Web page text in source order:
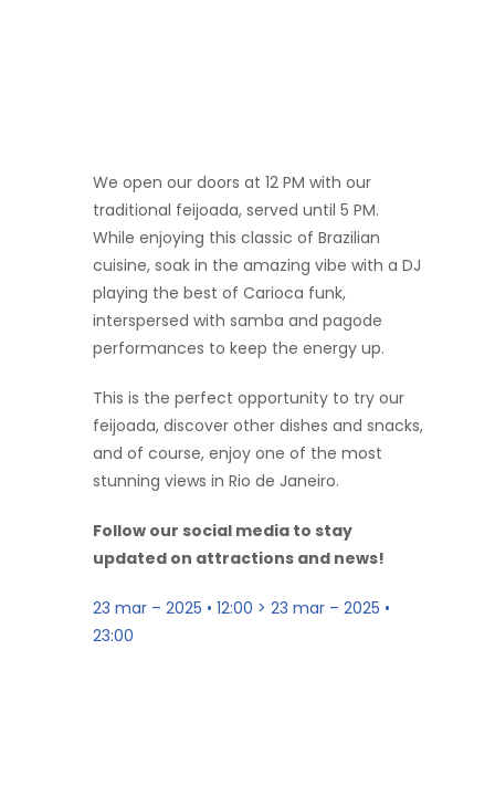
We open our doors at 12 PM with our
traditional feijoada, served until 5 PM.
While enjoying this classic of Brazilian
cuisine, soak in the amazing vibe with a DJ
playing the best of Carioca funk,
interspersed with samba and pagode
performances to keep the energy up.
This is the perfect opportunity to try our
feijoada, discover other dishes and snacks,
and of course, enjoy one of the most
stunning views in Rio de Janeiro.
Follow our social media to stay
updated on attractions and news!
23 mar – 2025 • 12:00 > 23 mar – 2025 •
23:00